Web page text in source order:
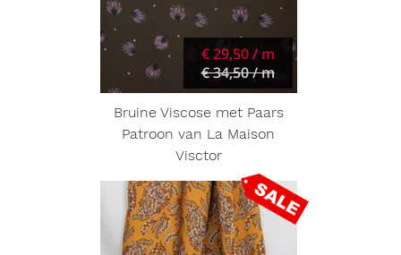
€ 29,50 / m
€ 34,50 / m
Bruine Viscose met Paars
Patroon van La Maison
Visctor